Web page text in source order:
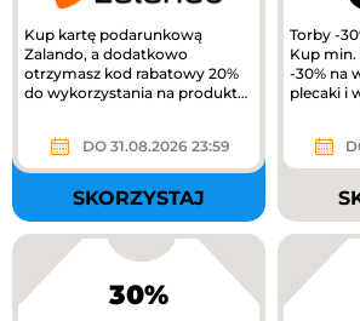
Kup kartę podarunkową
Zalando, a dodatkowo
otrzymasz kod rabatowy 20%
do wykorzystania na produkty
DO 31.08.2026 23:59
SKORZYSTAJ
Torby -
Kup
-30% na
plecaki i
30%